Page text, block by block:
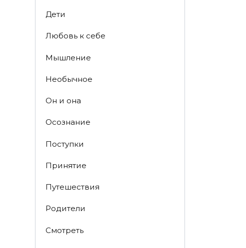
Дети
Любовь к себе
Мышление
Необычное
Он и она
Осознание
Поступки
Принятие
Путешествия
Родители
Смотреть